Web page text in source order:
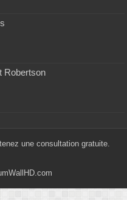
Robertson
une consultation gratuite.